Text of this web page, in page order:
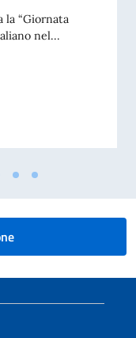
la “Giornata
nel...
DEL CONSIGLIO DEI